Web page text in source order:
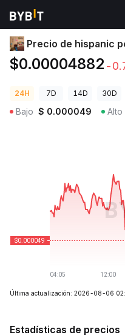
Precios de Criptomonedas
Precio de hispanic
$0.00004882 -
24H 7D 14D 30D
Bajo $ 0.000049 Alto
Última actualización: 2026-08-06
Estadísticas de precios